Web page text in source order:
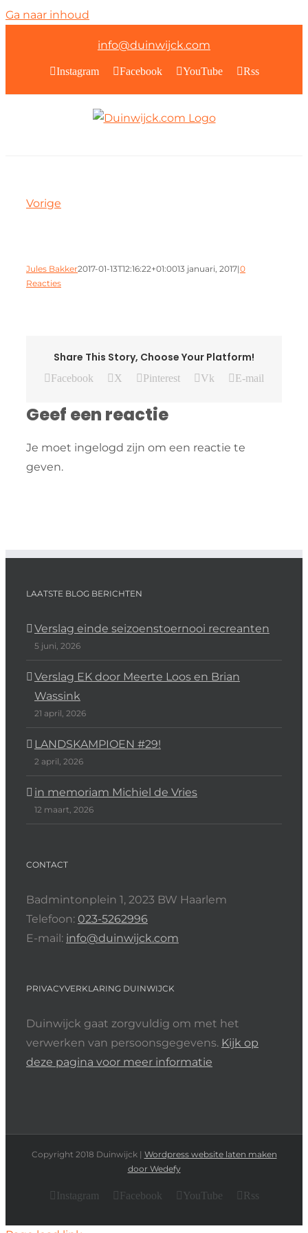
Ga naar inhoud
info@duinwijck.com
Instagram Facebook YouTube Rss
Vorige
Jules Bakker2017-01-13T12:16:22+01:0013 januari, 2017|0
Reacties
Share This Story, Choose Your Platform!
Facebook X Pinterest Vk E-mail
Geef een reactie
Je moet ingelogd zijn om een reactie te
geven.
LAATSTE BLOG BERICHTEN
Verslag einde seizoenstoernooi recreanten
5 juni, 2026
Verslag EK door Meerte Loos en Brian
Wassink
21 april, 2026
LANDSKAMPIOEN #29!
2 april, 2026
in memoriam Michiel de Vries
12 maart, 2026
CONTACT
Badmintonplein 1, 2023 BW Haarlem
Telefoon: 023-5262996
E-mail: info@duinwijck.com
PRIVACYVERKLARING DUINWIJCK
Duinwijck gaat zorgvuldig om met het
verwerken van persoonsgegevens. Kijk op
deze pagina voor meer informatie
Copyright 2018 Duinwijck | Wordpress website laten maken
door Wedefy
Instagram Facebook YouTube Rss